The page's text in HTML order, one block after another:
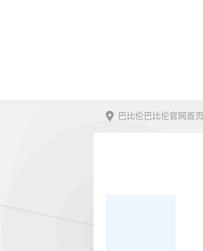
巴比伦巴比伦官网首页